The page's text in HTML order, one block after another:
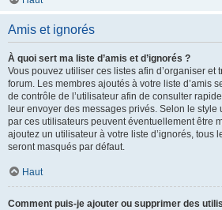
Amis et ignorés
À quoi sert ma liste d’amis et d’ignorés ?
Vous pouvez utiliser ces listes afin d’organiser et
forum. Les membres ajoutés à votre liste d’amis
de contrôle de l’utilisateur afin de consulter
leur envoyer des messages privés. Selon le
par ces utilisateurs peuvent éventuellement être
ajoutez un utilisateur à votre liste d’ignorés, tous
seront masqués par défaut.
Haut
Comment puis-je ajouter ou supprimer des